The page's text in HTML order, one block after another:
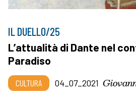
IL DUELLO/25
L’attualità di Dante nel
Paradiso
CULTURA 04_07_2021